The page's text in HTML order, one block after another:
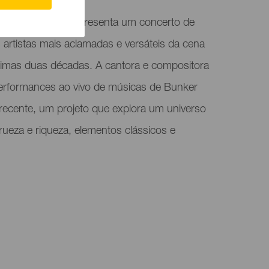
Jiménez apresenta um concerto de
mais aclamadas e versáteis da cena
duas décadas. A cantora e compositora
ao vivo de músicas de Bunker
um projeto que explora um universo
e riqueza, elementos clássicos e